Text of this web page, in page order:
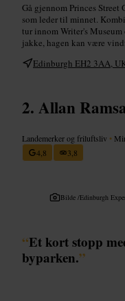
Gå gjennom Princes
som leder til minnet.
tur innom Writer's
jakke, hagen kan være
Edinburgh EH2 3AA,
Allan
Landemerker og friluftsliv •
4,8
3,8
Bilde /Edinburgh
“Et kort stopp
byparken.”